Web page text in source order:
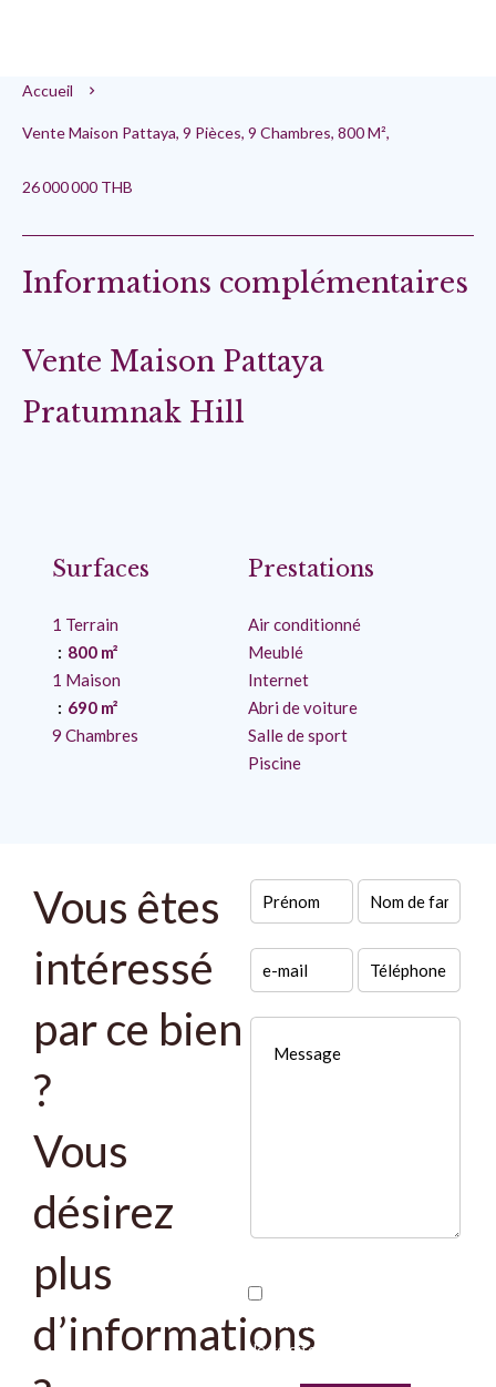
Accueil
Vente Maison Pattaya, 9 Pièces, 9 Chambres, 800 M²,
26 000 000 THB
Informations complémentaires
Vente Maison Pattaya
Pratumnak Hill
Surfaces
1 Terrain
800 m²
1 Maison
690 m²
9 Chambres
Prestations
Air conditionné
Meublé
Internet
Abri de voiture
Salle de sport
Piscine
Vous êtes
intéressé
par ce bien
?
Vous
désirez
plus
d’informations
de ce site